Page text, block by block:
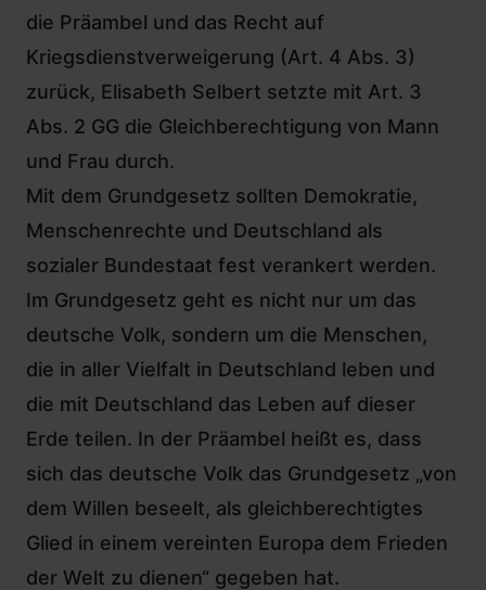
die Präambel und das Recht auf
Kriegsdienstverweigerung (Art. 4 Abs. 3)
zurück, Elisabeth Selbert setzte mit Art. 3
Abs. 2 GG die Gleichberechtigung von Mann
und Frau durch.
Mit dem Grundgesetz sollten Demokratie,
Menschenrechte und Deutschland als
sozialer Bundestaat fest verankert werden.
Im Grundgesetz geht es nicht nur um das
deutsche Volk, sondern um die Menschen,
die in aller Vielfalt in Deutschland leben und
die mit Deutschland das Leben auf dieser
Erde teilen. In der Präambel heißt es, dass
sich das deutsche Volk das Grundgesetz „von
dem Willen beseelt, als gleichberechtigtes
Glied in einem vereinten Europa dem Frieden
der Welt zu dienen“ gegeben hat.